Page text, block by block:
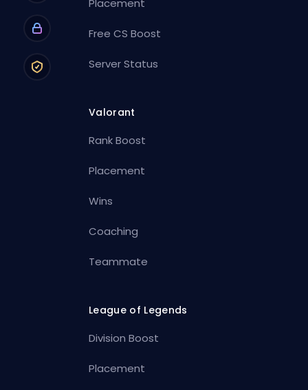
Free CS Boost
Server Status
Valorant
Rank Boost
Placement
Wins
Coaching
Teammate
League of Legends
Division Boost
Placement